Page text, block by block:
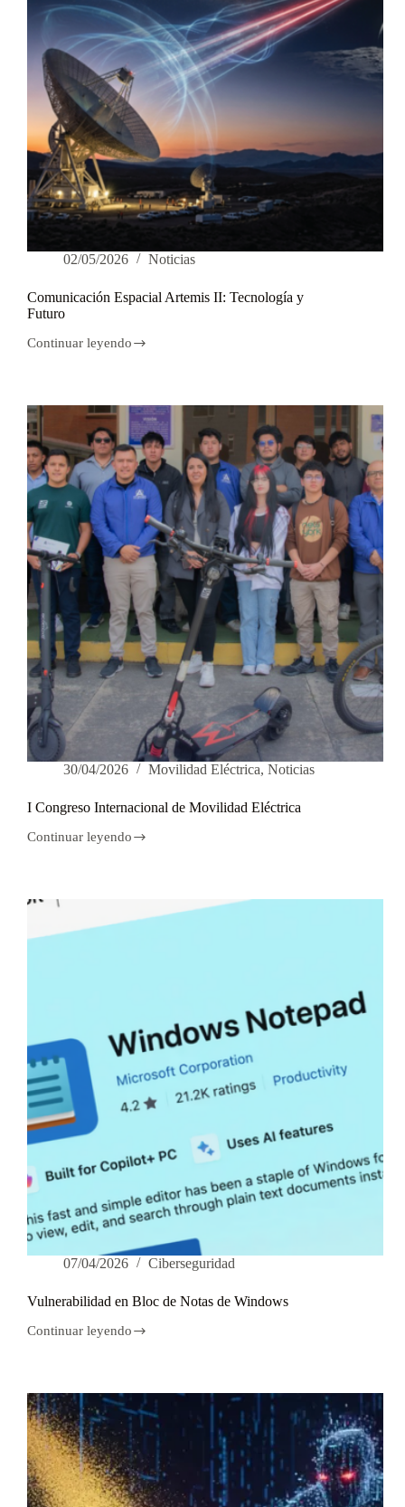
Procesal.
02/05/2026 Noticias
Comunicación Espacial Artemis II: Tecnología y
Futuro
Continuar leyendo
Comunicación
Tecnología
y
Futuro
30/04/2026 Movilidad Eléctrica, Noticias
I Congreso Internacional de Movilidad Eléctrica
Continuar leyendo
I
Movilidad
07/04/2026 Ciberseguridad
Vulnerabilidad en Bloc de Notas de Windows
Continuar leyendo
Vulnerabilidad
Notas
de
Windows